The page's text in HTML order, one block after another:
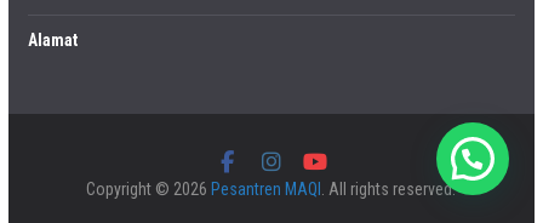
Alamat
Copyright © 2026 Pesantren MAQI . All rights reserved.